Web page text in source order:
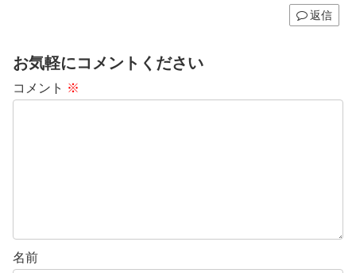
返信
お気軽にコメントください
コメント ※
名前